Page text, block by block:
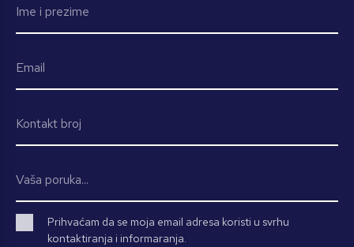
Prihvaćam da se moja email adresa koristi u svrhu
kontaktiranja i informaranja.